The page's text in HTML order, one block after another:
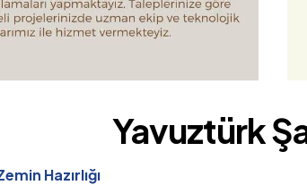
Yavuztürk
Hazırlığı